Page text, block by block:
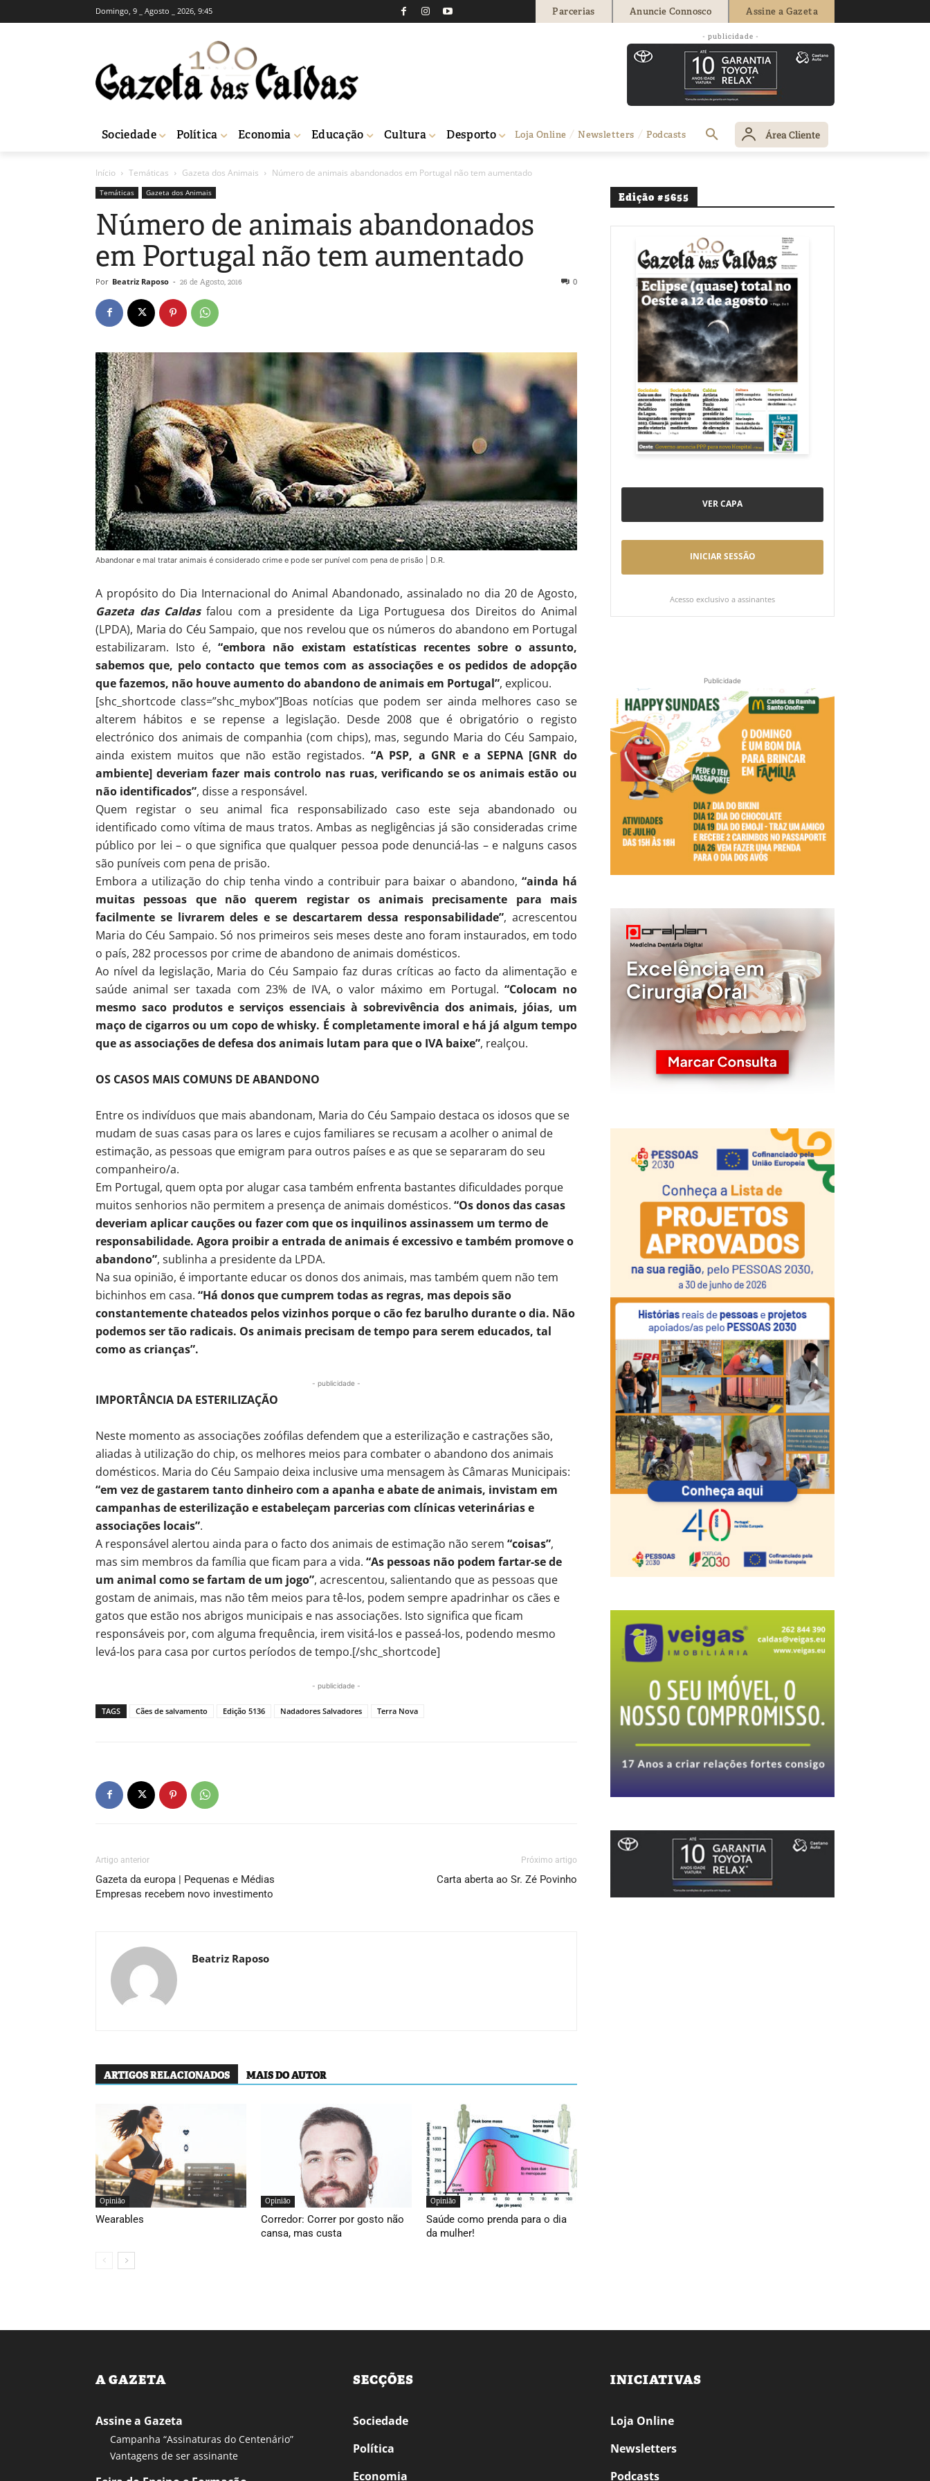
Domingo, 9 _ Agosto _ 2026, 9:45 Parcerias Anuncie Connosco Assine a Gazeta
- publicidade -
Sociedade Política Economia Educação Cultura Desporto Loja Online Newsletters Podcasts Área Cliente
Início Temáticas Gazeta dos Animais Número de animais abandonados em Portugal não tem aumentado
Temáticas Gazeta dos Animais
Número de animais abandonados
em Portugal não tem aumentado
Por Beatriz Raposo - 26 de Agosto, 2016 0
Abandonar e mal tratar animais é considerado crime e pode ser punível com pena de prisão | D.R.
A propósito do Dia Internacional do Animal Abandonado, assinalado no dia 20 de Agosto,
Gazeta das Caldasfalou com a presidente da Liga Portuguesa dos Direitos do Animal
(LPDA), Maria do Céu Sampaio, que nos revelou que os números do abandono em Portugal
estabilizaram. Isto é,“embora não existam estatísticas recentes sobre o assunto,
sabemos que, pelo contacto que temos com as associações e os pedidos de adopção
que fazemos, não houve aumento do abandono de animais em Portugal”, explicou.
[shc_shortcode class=”shc_mybox”]Boas notícias que podem ser ainda melhores caso se
alterem hábitos e se repense a legislação. Desde 2008 que é obrigatório o registo
electrónico dos animais de companhia (com chips), mas, segundo Maria do Céu Sampaio,
ainda existem muitos que não estão registados. “A PSP, a GNR e a SEPNA [GNR do
ambiente] deveriam fazer mais controlo nas ruas, verificando se os animais estão ou
não identificados”, disse a responsável.
Quem registar o seu animal fica responsabilizado caso este seja abandonado ou
identificado como vítima de maus tratos. Ambas as negligências já são consideradas crime
público por lei – o que significa que qualquer pessoa pode denunciá-las – e nalguns casos
são puníveis com pena de prisão.
Embora a utilização do chip tenha vindo a contribuir para baixar o abandono, “ainda há
muitas pessoas que não querem registar os animais precisamente para mais
facilmente se livrarem deles e se descartarem dessa responsabilidade”, acrescentou
Maria do Céu Sampaio. Só nos primeiros seis meses deste ano foram instaurados, em todo
o país, 282 processos por crime de abandono de animais domésticos.
Ao nível da legislação, Maria do Céu Sampaio faz duras críticas ao facto da alimentação e
saúde animal ser taxada com 23% de IVA, o valor máximo em Portugal. “Colocam no
mesmo saco produtos e serviços essenciais à sobrevivência dos animais, jóias, um
maço de cigarros ou um copo de whisky. É completamente imoral e há já algum tempo
que as associações de defesa dos animais lutam para que o IVA baixe”, realçou.
OS CASOS MAIS COMUNS DE ABANDONO
Entre os indivíduos que mais abandonam, Maria do Céu Sampaio destaca os idosos que se
mudam de suas casas para os lares e cujos familiares se recusam a acolher o animal de
estimação, as pessoas que emigram para outros países e as que se separaram do seu
companheiro/a.
Em Portugal, quem opta por alugar casa também enfrenta bastantes dificuldades porque
muitos senhorios não permitem a presença de animais domésticos. “Os donos das casas
deveriam aplicar cauções ou fazer com que os inquilinos assinassem um termo de
responsabilidade. Agora proibir a entrada de animais é excessivo e também promove o
abandono”, sublinha a presidente da LPDA.
Na sua opinião, é importante educar os donos dos animais, mas também quem não tem
bichinhos em casa. “Há donos que cumprem todas as regras, mas depois são
constantemente chateados pelos vizinhos porque o cão fez barulho durante o dia. Não
podemos ser tão radicais. Os animais precisam de tempo para serem educados, tal
como as crianças”.
- publicidade -
IMPORTÂNCIA DA ESTERILIZAÇÃO
Neste momento as associações zoófilas defendem que a esterilização e castrações são,
aliadas à utilização do chip, os melhores meios para combater o abandono dos animais
domésticos. Maria do Céu Sampaio deixa inclusive uma mensagem às Câmaras Municipais:
“em vez de gastarem tanto dinheiro com a apanha e abate de animais, invistam em
campanhas de esterilização e estabeleçam parcerias com clínicas veterinárias e
associações locais”.
A responsável alertou ainda para o facto dos animais de estimação não serem “coisas”,
mas sim membros da família que ficam para a vida. “As pessoas não podem fartar-se de
um animal como se fartam de um jogo”, acrescentou, salientando que as pessoas que
gostam de animais, mas não têm meios para tê-los, podem sempre apadrinhar os cães e
gatos que estão nos abrigos municipais e nas associações. Isto significa que ficam
responsáveis por, com alguma frequência, irem visitá-los e passeá-los, podendo mesmo
levá-los para casa por curtos períodos de tempo.[/shc_shortcode]
- publicidade -
TAGS Cães de salvamento Edição 5136 Nadadores Salvadores Terra Nova
Artigo anterior
Gazeta da europa | Pequenas e Médias
Empresas recebem novo investimento
Próximo artigo
Carta aberta ao Sr. Zé Povinho
Beatriz Raposo
ARTIGOS RELACIONADOS MAIS DO AUTOR
Opinião
Wearables
Opinião
Corredor: Correr por gosto não
cansa, mas custa
Opinião
Saúde como prenda para o dia
da mulher!
Edição #5655
VER CAPA
INICIAR SESSÃO
Acesso exclusivo a assinantes
Publicidade
A GAZETA
Assine a Gazeta
Campanha “Assinaturas do Centenário”
Vantagens de ser assinante
SECÇÕES
Sociedade
Política
Economia
INICIATIVAS
Loja Online
Newsletters
Podcasts